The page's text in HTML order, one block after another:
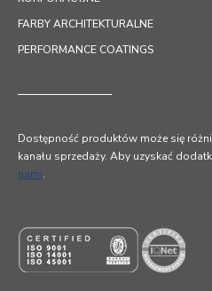
FARBY ARCHITEKTURALNE
PERFORMANCE COATINGS
Dostępność produktów może się
kanału sprzedaży. Aby uzyskać
nami.